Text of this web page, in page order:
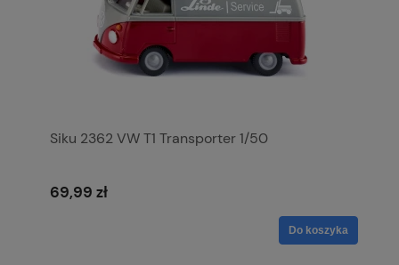
Siku 2362 VW T1 Transporter 1/50
69,99 zł
Do koszyka